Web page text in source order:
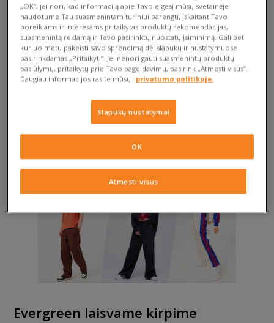
Papildysi savo garderobą plačiomis kelnėmis aukštu liemeniu
ar atsisakysi jų ir pasirinksi žemu liemeniu? Yra tik vienas
atsakymas: Tu turi visišką laisvę. Aukštas juosmuo lieka
madingas jau seniai – kaip ir kiti, kaip ir atpalaiduoti vidutinio
aukščio modeliai, kurie siekia iki bambos. Nėra jokių požymių,
kad kuri nors iš šių variantų artimiausiu metu taps netinkama.
prieštaringai vertinamas low rise kirpimas. Tačiau rinkis
fasonus, kurie Tau patinka ir kuriuose jautiesi geriausiai. Žaisk
su proporcijomis ir fasonais – šiuo metu leidžiamos visos
Evergreen laisvame kirpime
„OK“, jei nori, kad informaciją apie Tavo elgesį mūsų svetainėje
naudotume Tau suasmenintam turiniui parengti, įskaitant Tavo
poreikiams ir interesams pritaikytas produktų rekomendacijas,
suasmenintą reklamą ir Tavo pasirinktų nuostatų įsiminimą. Gali bet
kuriuo metu pakeisti savo sprendimą dėl slapukų ir nustatymuose
pasirinkdamas „Pritaikyti“. Jei nenori gauti suasmenintų produktų
pasiūlymų, pritaikytų prie Tavo pageidavimų, pasirink „Atmesti visus”.
Daugiau informacijos rasite mūsų privatumo politikoje.
Slapukų nustatymai
Atmesti visus
OK